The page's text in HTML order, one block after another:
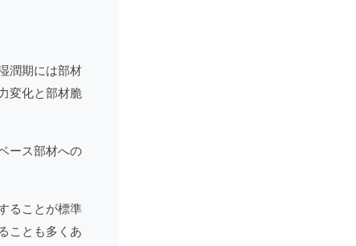
潤期には部材
変化と部材脆
ース部材への
ることが標準
ことも多くあ